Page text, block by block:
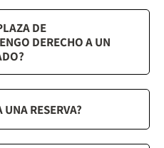
DE
DERECHO A UN
UNA RESERVA?